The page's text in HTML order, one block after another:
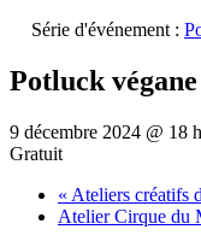
Série d'événement :
Potluck
9 décembre 2024 @ 18
Gratuit
« Ateliers créatifs
Atelier Cirque du